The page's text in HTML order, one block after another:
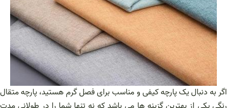
اگر به دنبال یک پارچه کیفی و مناسب برای فصل گرم هستید، پارچه متقال